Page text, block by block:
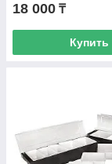
18 000 ₸
Купить